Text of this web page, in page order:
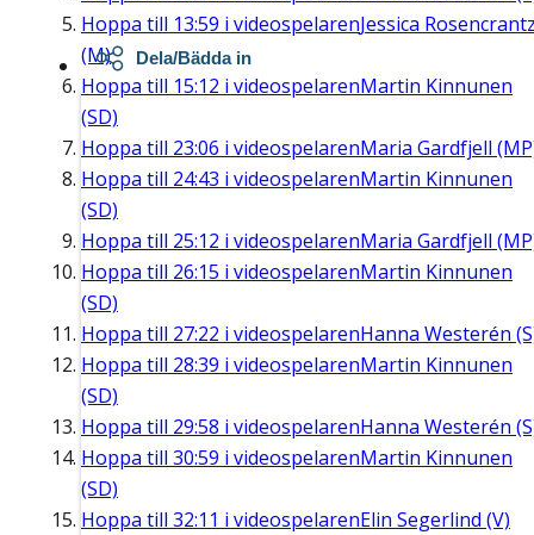
Hoppa till 13:59 i videospelarenJessica
(M)
Hoppa till 15:12 i videospelarenMartin Kinnunen
(SD)
Hoppa till 23:06 i videospelarenMaria Gardfjell
Hoppa till 24:43 i videospelarenMartin Kinnunen
(SD)
Hoppa till 25:12 i videospelarenMaria Gardfjell
Hoppa till 26:15 i videospelarenMartin Kinnunen
(SD)
Hoppa till 27:22 i videospelarenHanna Westerén
Hoppa till 28:39 i videospelarenMartin Kinnunen
(SD)
Hoppa till 29:58 i videospelarenHanna Westerén
Hoppa till 30:59 i videospelarenMartin Kinnunen
(SD)
Hoppa till 32:11 i videospelarenElin Segerlind (V)
Dela/Bädda in